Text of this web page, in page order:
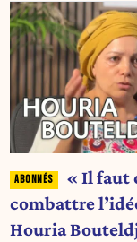
« Il faut
combattre
Houria